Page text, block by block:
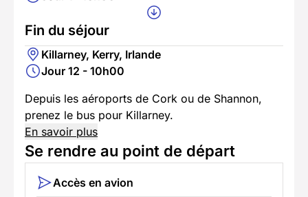
Fin du séjour
Killarney, Kerry, Irlande
Jour 12 - 10h00
Depuis les aéroports de Cork ou de Shannon,
prenez le bus pour Killarney.
En savoir plus
Se rendre au point de départ
Accès en avion